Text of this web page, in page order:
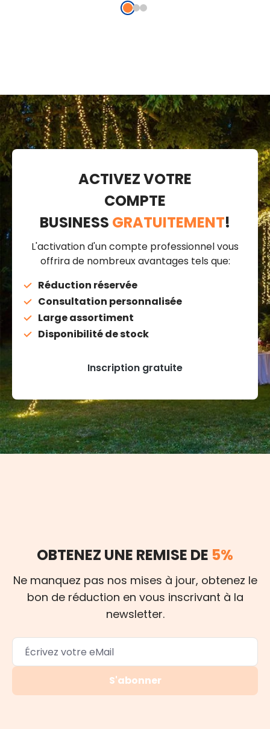
ACTIVEZ VOTRE
COMPTE
BUSINESS GRATUITEMENT!
L'activation d'un compte professionnel vous
offrira de nombreux avantages tels que:
Réduction réservée
Consultation personnalisée
Large assortiment
Disponibilité de stock
Inscription gratuite
OBTENEZ UNE REMISE DE 5%
Ne manquez pas nos mises à jour, obtenez le
bon de réduction en vous inscrivant à la
newsletter.
S'abonner